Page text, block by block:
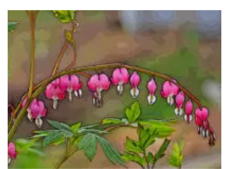
ゲットウ（月桃）の植物図鑑と育て方をわかりやすく解説